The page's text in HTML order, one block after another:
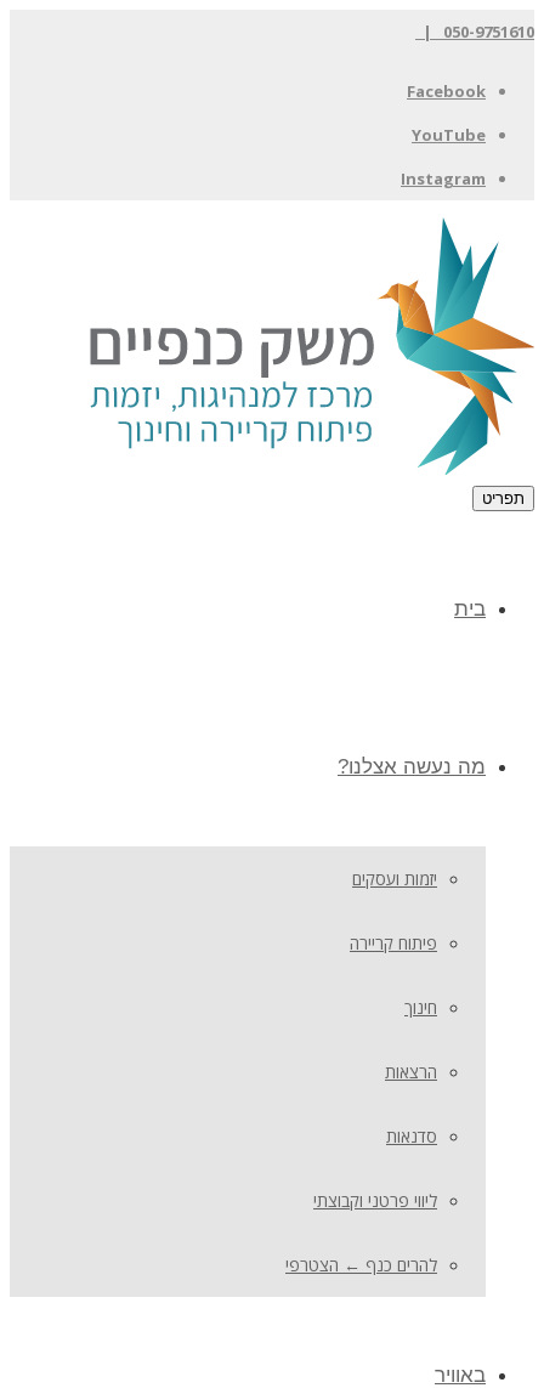
050-9751610 |
Facebook
YouTube
Instagram
תפריט
בית
מה נעשה אצלנו?
יזמות ועסקים
פיתוח קריירה
חינוך
הרצאות
סדנאות
ליווי פרטני וקבוצתי
להרים כנף ← הצטרפי
באוויר